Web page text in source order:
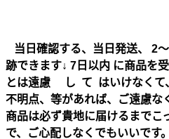
当日確認する、当日発送、 2
跡できます↓ 7日以内 に商品を
とは遠慮 し て はいけなくて
不明点、等があれば、ご遠慮
商品は必ず貴地に届けるまでこ
で、ご心配しなくでもいいです。